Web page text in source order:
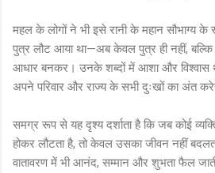
महल के लोगों ने भी इसे रानी के महान सौभाग्य
पुत्र लौट आया था—अब केवल पुत्र ही नहीं, बल्कि
आधार बनकर। उनके शब्दों में आशा और विश्वास
अपने परिवार और राज्य के सभी दुःखों का अंत
समग्र रूप से यह दृश्य दर्शाता है कि जब कोई
होकर लौटता है, तो केवल उसका जीवन नहीं
वातावरण में भी आनंद, सम्मान और शुभता फैल